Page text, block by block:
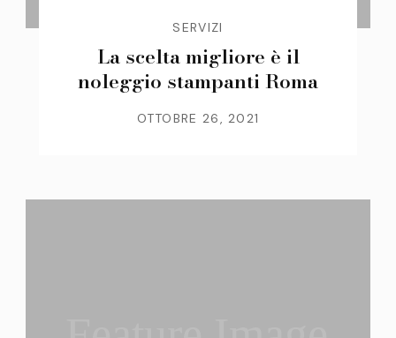
SERVIZI
La scelta migliore è il
noleggio stampanti Roma
OTTOBRE 26, 2021